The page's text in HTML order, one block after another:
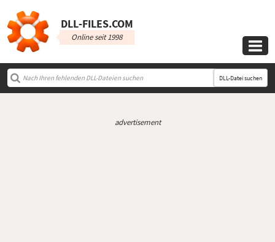
DLL‑FILES.COM
Online seit 1998

DLL-Datei suchen
advertisement